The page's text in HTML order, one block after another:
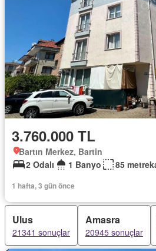
3.760.000 TL
Bartın Merkez, Bartin
2 Odalı
1 Banyo 85
1 hafta, 3 gün önce
Ulus
21341 sonuçlar
Amasra
20945 sonuçlar